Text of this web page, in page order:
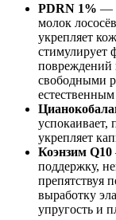
PDRN 1% —
молок
укрепляет
стимулирует
повреждений
свободными
успокаивает,
укрепляет
Коэнзим Q10
поддержку,
препятствуя
выработку
упругость и